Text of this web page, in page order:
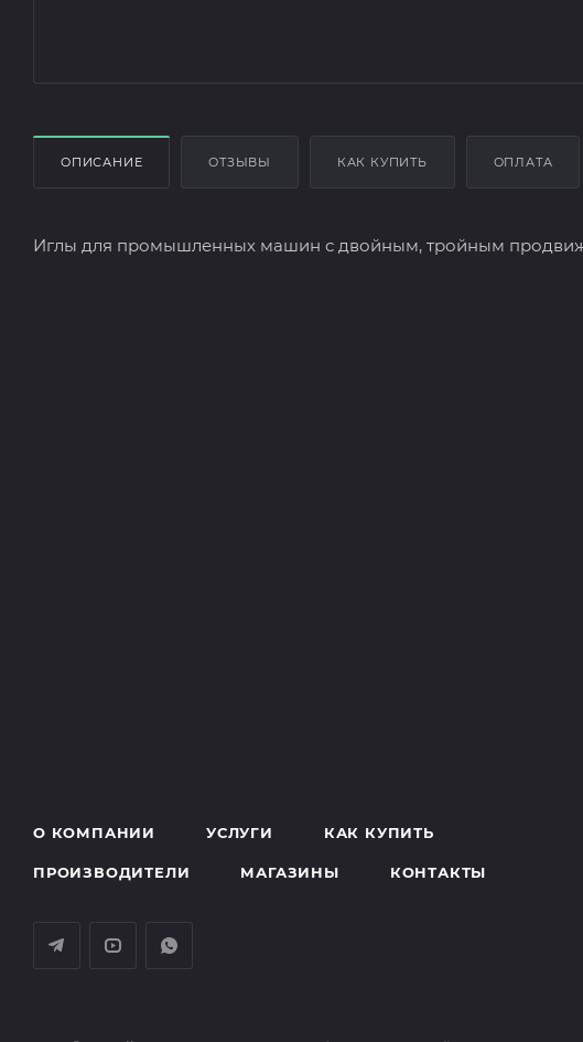
ОПИСАНИЕ ОТЗЫВЫ КАК КУПИТЬ ОПЛАТА
Иглы для промышленных машин с двойным, тройным
О КОМПАНИИ УСЛУГИ КАК КУПИТЬ
ПРОИЗВОДИТЕЛИ МАГАЗИНЫ КОНТАКТЫ